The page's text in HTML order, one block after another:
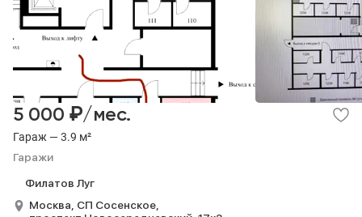
Гараж — 3.9 м²
Гаражи
5 000 ₽/мес.
Филатов Луг
Москва, СП Сосенское,